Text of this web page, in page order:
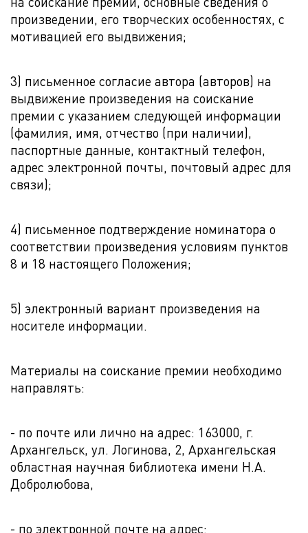
произведении, его творческих особенностях, с
мотивацией его выдвижения;
3) письменное согласие автора (авторов) на
выдвижение произведения на соискание
премии с указанием следующей информации
(фамилия, имя, отчество (при наличии),
паспортные данные, контактный телефон,
адрес электронной почты, почтовый адрес для
связи);
4) письменное подтверждение номинатора о
соответствии произведения условиям пунктов
8 и 18 настоящего Положения;
5) электронный вариант произведения на
носителе информации.
Материалы на соискание премии необходимо
направлять:
- по почте или лично на адрес: 163000, г.
Архангельск, ул. Логинова, 2, Архангельская
областная научная библиотека имени Н.А.
Добролюбова,
- по электронной почте на адрес: